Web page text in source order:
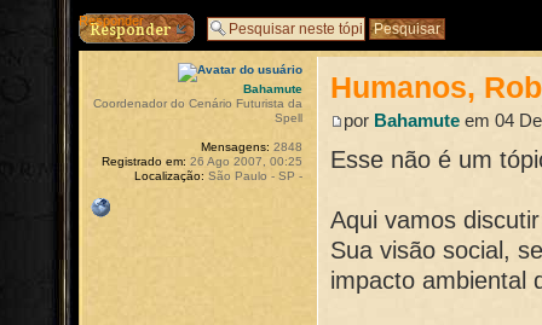
Responder
Humanos,
por Bahamute em 04
Esse não é um
Aqui vamos
Sua visão social,
impacto ambiental
Bahamute
Coordenador do Cenário Futurista da
Spell
Mensagens: 2848
Registrado em: 26 Ago 2007, 00:25
Localização: São Paulo - SP -